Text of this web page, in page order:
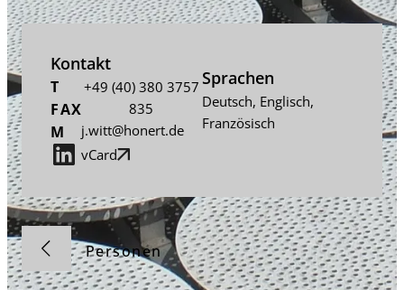
Kontakt
T
FAX
M
+49 (40) 380 3757
835
j.witt@honert.de
vCard
Sprachen
Deutsch, Englisch,
Französisch
Personen